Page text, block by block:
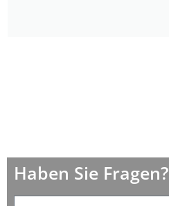
Haben Sie Fragen?